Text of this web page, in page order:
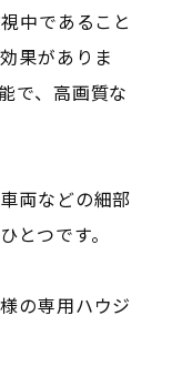
中であること
果がありま
で、高画質な
両などの細部
とつです。
の専用ハウジ